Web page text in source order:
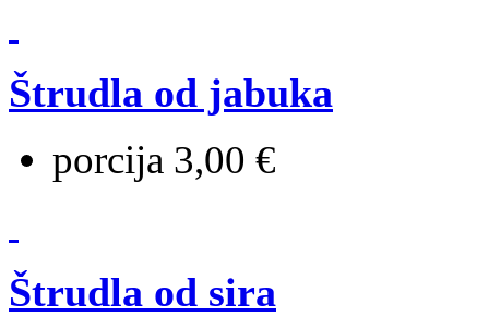
Štrudla od jabuka
porcija 3,00 €
Štrudla od sira